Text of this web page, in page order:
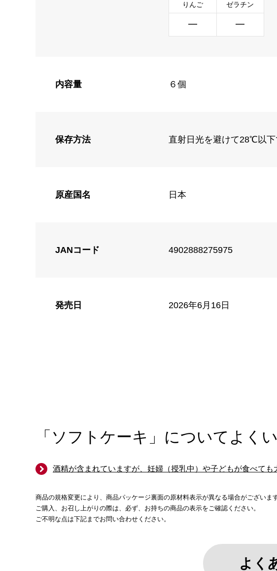
りんご
━
ゼラチン
━
内容量 ６個
保存方法 直射日光を避けて28℃以
原産国名 日本
JANコード 4902888275975
発売日 2026年6月16日
「ソフトケーキ」についてよく
酒精が含まれていますが、妊婦（授乳中）や子どもが食べても
商品の規格変更により、商品パッケージ裏面の原材料表示が異なる場合がございます
ご購入、お召し上がりの際は、必ず、お持ちの商品の表示をご確認ください。
ご不明な点は下記までお問い合わせください。
よく